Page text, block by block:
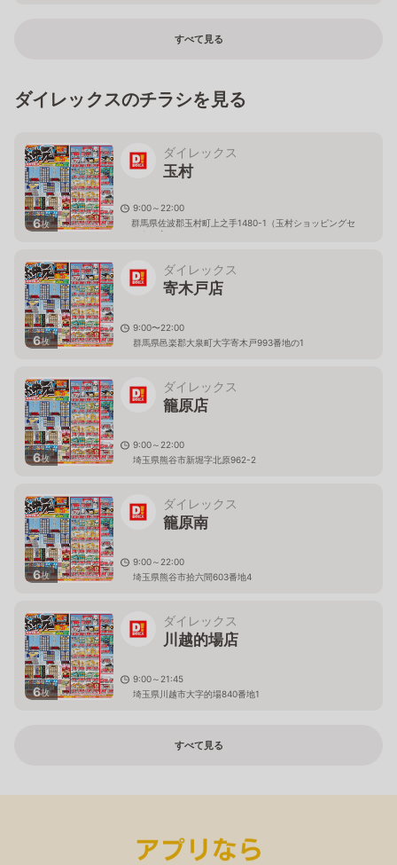
すべて見る
ダイレックスのチラシを見る
6枚
ダイレックス
玉村
9:00～22:00
群馬県佐波郡玉村町上之手1480-1（玉村ショッピングセ
ンター内）
6枚
ダイレックス
寄木戸店
9:00〜22:00
群馬県邑楽郡大泉町大字寄木戸993番地の1
6枚
ダイレックス
籠原店
9:00～22:00
埼玉県熊谷市新堀字北原962-2
6枚
ダイレックス
籠原南
9:00～22:00
埼玉県熊谷市拾六間603番地4
6枚
ダイレックス
川越的場店
9:00～21:45
埼玉県川越市大字的場840番地1
すべて見る